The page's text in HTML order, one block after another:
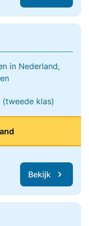
in Nederland,
(tweede klas)
Bekijk